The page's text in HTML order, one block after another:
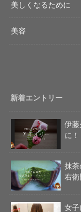
美しくなるために
美容
新着エントリー
伊藤
に！
抹茶
右
女